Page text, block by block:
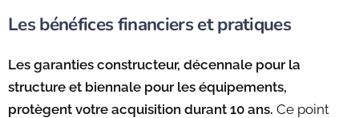
Les bénéfices financiers et pratiques
Les garanties constructeur, décennale pour la
structure et biennale pour les équipements,
protègent votre acquisition durant 10 ans. Ce point